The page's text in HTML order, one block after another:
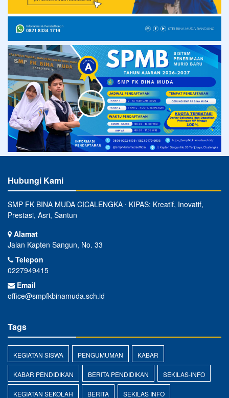
Hubungi Kami
SMP FK BINA MUDA CICALENGKA ⋅ KIPAS: Kreatif, Inovatif,
Prestasi, Asri, Santun
Alamat
Jalan Kapten Sangun, No. 33
Telepon
0227949415
Email
office@smpfkbinamuda.sch.id
Tags
KEGIATAN SISWA PENGUMUMAN KABAR
KABAR PENDIDIKAN BERITA PENDIDIKAN SEKILAS-INFO
KEGIATAN SEKOLAH BERITA SEKILAS INFO